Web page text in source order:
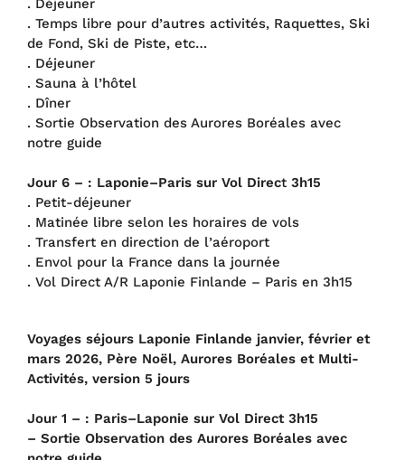
. Déjeuner
. Temps libre pour d’autres activités, Raquettes, Ski
de Fond, Ski de Piste, etc…
. Déjeuner
. Sauna à l’hôtel
. Dîner
. Sortie Observation des Aurores Boréales avec
notre guide
Jour 6 – : Laponie–Paris sur Vol Direct 3h15
. Petit-déjeuner
. Matinée libre selon les horaires de vols
. Transfert en direction de l’aéroport
. Envol pour la France dans la journée
. Vol Direct A/R Laponie Finlande – Paris en 3h15
Voyages séjours Laponie Finlande janvier, février et
mars 2026, Père Noël, Aurores Boréales et Multi-
Activités, version 5 jours
Jour 1 – : Paris–Laponie sur Vol Direct 3h15
– Sortie Observation des Aurores Boréales avec